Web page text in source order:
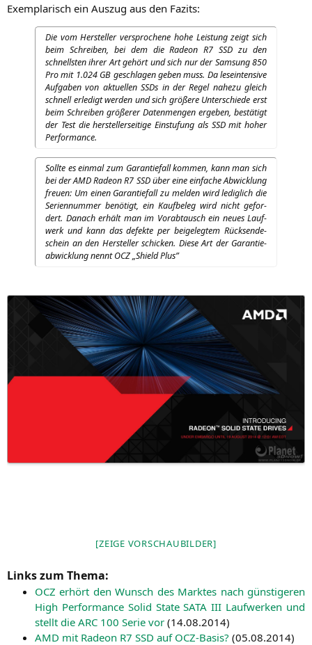
Exem­pla­risch ein Aus­zug aus den Fazits:
Die vom Her­stel­ler ver­spro­che­ne hohe Leis­tung zeigt sich
beim Schrei­ben, bei dem die Rade­onR7 SSD zu den
schnells­ten ihrer Art gehört und sich nur der Sam­sung 850
Pro mit 1.024 GB geschla­gen geben muss. Da lese­inten­si­ve
Auf­ga­ben von aktu­el­len SSDs in der Regel nahe­zu gleich
schnell erle­digt wer­den und sich grö­ße­re Unter­schie­de erst
beim Schrei­ben grö­ße­rer Daten­men­gen erge­ben, bestä­tigt
der Test die her­stel­ler­sei­ti­ge Ein­stu­fung als SSDmit hoher
Performance.
Soll­te es ein­mal zum Garan­tie­fall kom­men, kann man sich
bei derAMDRade­onR7 SSDüber eine ein­fa­che Abwick­lung
freu­en: Um einen Garan­tie­fall zu mel­den wird ledig­lich die
Seri­en­num­mer benö­tigt, ein Kauf­be­leg wird nicht gefor­
dert. Danach erhält man im Vor­ab­tausch ein neu­es Lauf­
werk und kann das defek­te per bei­geleg­tem Rück­sen­de­
schein an den Her­stel­ler schi­cken. Die­se Art der Garan­tie­
ab­wick­lung nenntOCZ„Shield Plus”
[ZEI­GE VORSCHAUBILDER]
Links zum Thema:
OCZ erhört den Wunsch des Mark­tes nach güns­ti­ge­ren
High Per­for­mance Solid Sta­teSATA III Lauf­wer­ken und
stellt die ARC 100 Serie vor (14.08.2014)
AMD mit Rade­on R7 SSD auf OCZ-Basis? (05.08.2014)